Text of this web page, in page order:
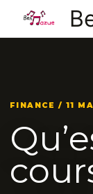
contenu
FINANCE / 11